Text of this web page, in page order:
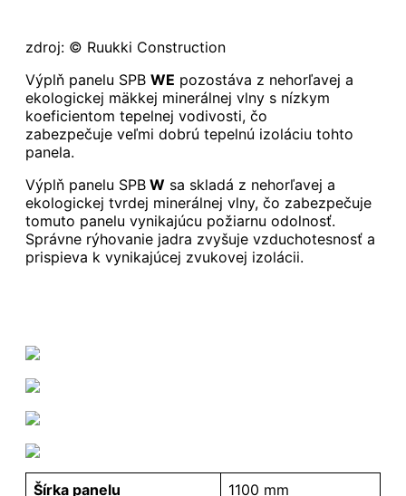
zdroj: © Ruukki Construction
Výplň panelu SPB WE pozostáva z nehorľavej a
ekologickej mäkkej minerálnej vlny s nízkym
koeficientom tepelnej vodivosti, čo
zabezpečuje veľmi dobrú tepelnú izoláciu tohto
panela.
Výplň panelu SPB W sa skladá z nehorľavej a
ekologickej tvrdej minerálnej vlny, čo zabezpečuje
tomuto panelu vynikajúcu požiarnu odolnosť.
Správne rýhovanie jadra zvyšuje vzduchotesnosť a
prispieva k vynikajúcej zvukovej izolácii.
Šírka panelu 1100 mm